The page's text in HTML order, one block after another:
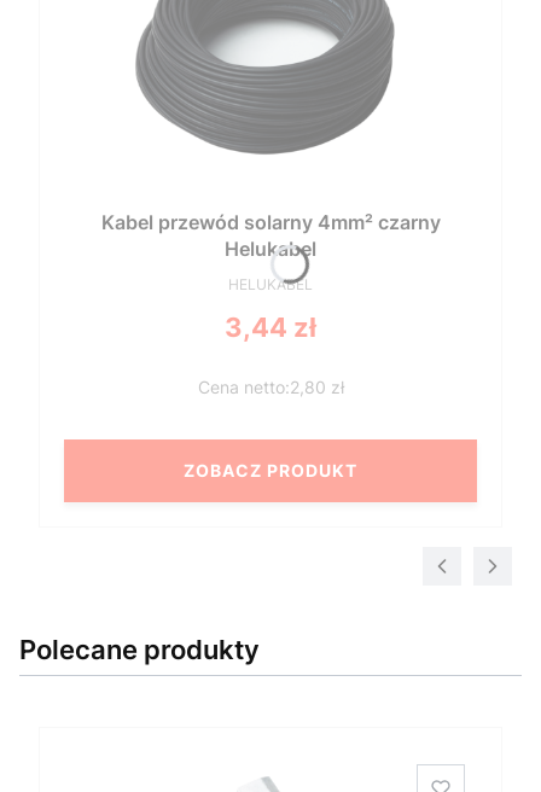
Kabel przewód solarny 4mm² czarny
Helukabel
PRODUCENT
HELUKABEL
Cena
3,44 zł
2,80 zł
ZOBACZ PRODUKT
Polecane produkty